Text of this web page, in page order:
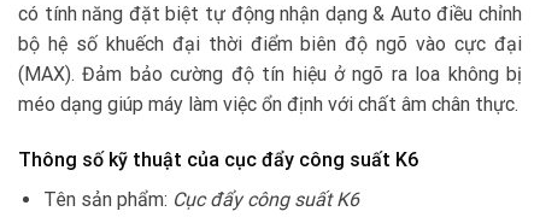
có tính năng đặt biệt tự động nhận dạng & Auto điều chỉnh
bộ hệ số khuếch đại thời điểm biên độ ngõ vào cực đại
(MAX). Đảm bảo cường độ tín hiệu ở ngõ ra loa không bị
méo dạng giúp máy làm việc ổn định với chất âm chân thực.
Thông số kỹ thuật của cục đẩy công suất K6
Tên sản phẩm: Cục đẩy công suất K6